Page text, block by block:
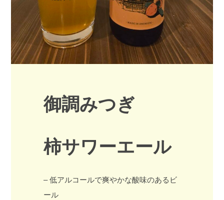
御調みつぎ
柿サワーエール
– 低アルコールで爽やかな酸味のあるビ
ール